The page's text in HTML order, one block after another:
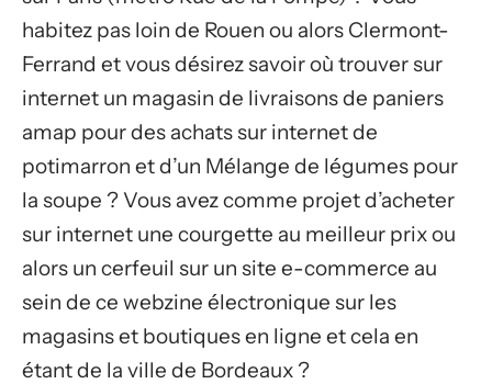
habitez pas loin de Rouen ou alors Clermont-
Ferrand et vous désirez savoir où trouver sur
internet un magasin de livraisons de paniers
amap pour des achats sur internet de
potimarron et d’un Mélange de légumes pour
la soupe ? Vous avez comme projet d’acheter
sur internet une courgette au meilleur prix ou
alors un cerfeuil sur un site e-commerce au
sein de ce webzine électronique sur les
magasins et boutiques en ligne et cela en
étant de la ville de Bordeaux ?